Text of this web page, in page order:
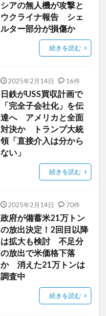
シアの無人機が攻撃と
ウクライナ報告 シェ
ルター部分が損傷か
続きを読む
2025年2月14日 16件
日鉄がUSS買収計画で
「完全子会社化」を伝
達へ アメリカと全面
対決か トランプ大統
領「直接介入は分から
ない」
続きを読む
2025年2月14日 70件
政府が備蓄米21万トン
の放出決定！2回目以降
は拡大も検討 不足分
の放出で米価格下落
か 消えた21万トンは
調査中
続きを読む